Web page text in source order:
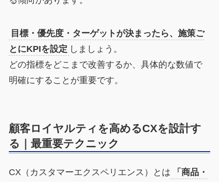
目標・優先度・ターゲットが決まったら、施策ご
とにKPIを設定 しましょう。
どの指標をどこまで改善するか、具体的な数値で
明確にすることが重要です。
顧客ロイヤルティを高めるCXを設計す
る｜最重要テクニック
CX（カスタマーエクスペリエンス）とは
「商品・